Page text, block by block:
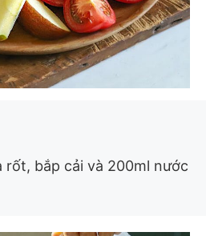
rốt, bắp cải và 200ml nước